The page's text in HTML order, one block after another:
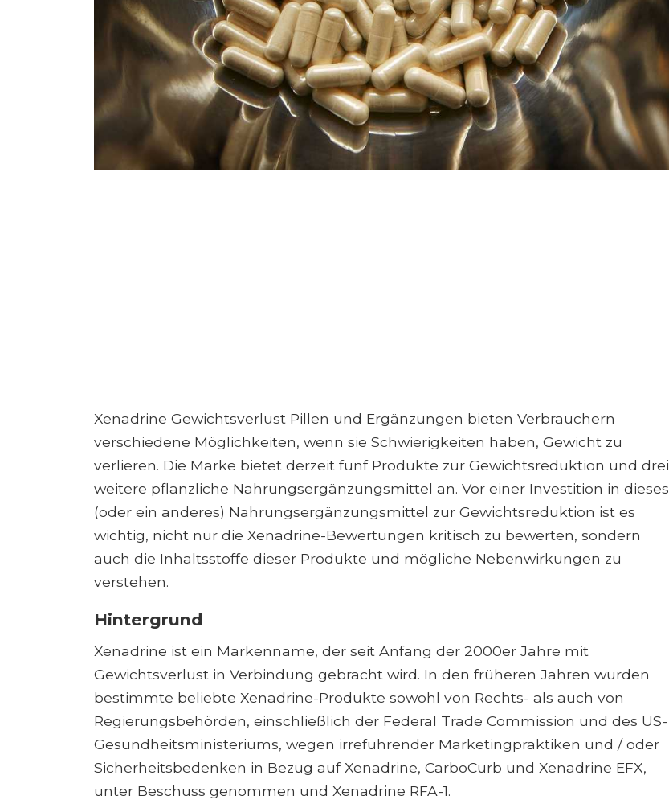
Xenadrine Gewichtsverlust Pillen und Ergänzungen bieten Verbrauchern
verschiedene Möglichkeiten, wenn sie Schwierigkeiten haben, Gewicht zu
verlieren. Die Marke bietet derzeit fünf Produkte zur Gewichtsreduktion und drei
weitere pflanzliche Nahrungsergänzungsmittel an. Vor einer Investition in dieses
(oder ein anderes) Nahrungsergänzungsmittel zur Gewichtsreduktion ist es
wichtig, nicht nur die Xenadrine-Bewertungen kritisch zu bewerten, sondern
auch die Inhaltsstoffe dieser Produkte und mögliche Nebenwirkungen zu
verstehen.
Hintergrund
Xenadrine ist ein Markenname, der seit Anfang der 2000er Jahre mit
Gewichtsverlust in Verbindung gebracht wird. In den früheren Jahren wurden
bestimmte beliebte Xenadrine-Produkte sowohl von Rechts- als auch von
Regierungsbehörden, einschließlich der Federal Trade Commission und des US-
Gesundheitsministeriums, wegen irreführender Marketingpraktiken und / oder
Sicherheitsbedenken in Bezug auf Xenadrine, CarboCurb und Xenadrine EFX,
unter Beschuss genommen und Xenadrine RFA-1.